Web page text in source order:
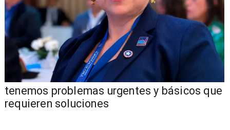
tenemos problemas urgentes y básicos que
requieren soluciones